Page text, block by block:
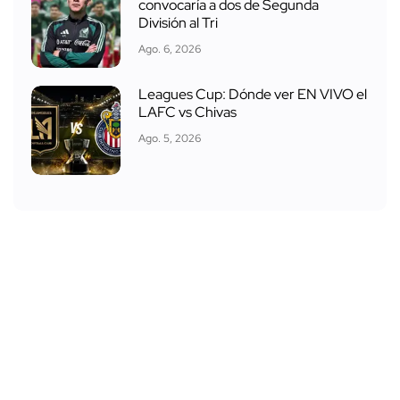
convocaría a dos de Segunda
División al Tri
Ago. 6, 2026
Leagues Cup: Dónde ver EN VIVO el
LAFC vs Chivas
Ago. 5, 2026